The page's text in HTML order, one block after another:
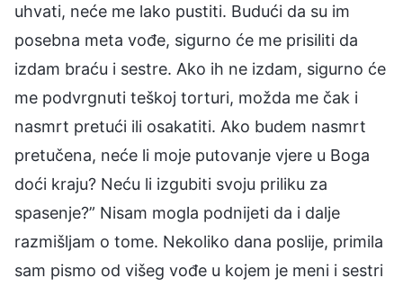
uhvati, neće me lako pustiti. Budući da su im
posebna meta vođe, sigurno će me prisiliti da
izdam braću i sestre. Ako ih ne izdam, sigurno će
me podvrgnuti teškoj torturi, možda me čak i
nasmrt pretući ili osakatiti. Ako budem nasmrt
pretučena, neće li moje putovanje vjere u Boga
doći kraju? Neću li izgubiti svoju priliku za
spasenje?” Nisam mogla podnijeti da i dalje
razmišljam o tome. Nekoliko dana poslije, primila
sam pismo od višeg vođe u kojem je meni i sestri